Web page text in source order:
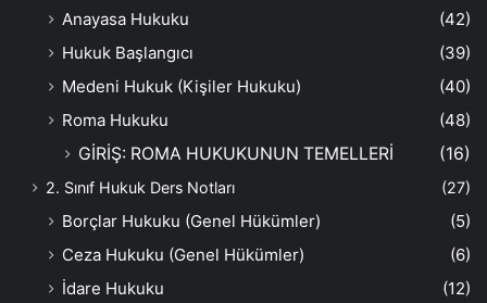
Anayasa Hukuku
(42)
Hukuk Başlangıcı
(39)
Medeni Hukuk (Kişiler Hukuku)
(40)
Roma Hukuku
(48)
GİRİŞ: ROMA HUKUKUNUN TEMELLERİ
(16)
2. Sınıf Hukuk Ders Notları (27)
Borçlar Hukuku (Genel Hükümler)
(5)
Ceza Hukuku (Genel Hükümler)
(6)
İdare Hukuku
(12)